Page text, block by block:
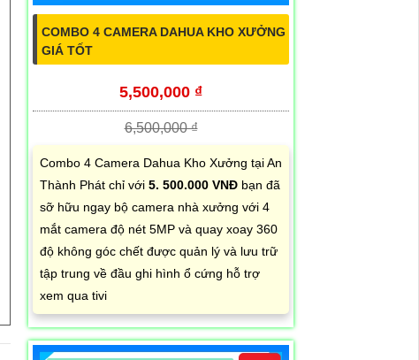
COMBO 4 CAMERA DAHUA KHO XƯỞNG
GIÁ TỐT
5,500,000 ₫
6,500,000 ₫
Combo 4 Camera Dahua Kho Xưởng tại An
Thành Phát chỉ với 5. 500.000 VNĐ bạn đã
sỡ hữu ngay bộ camera nhà xưởng với 4
mắt camera độ nét 5MP và quay xoay 360
độ không góc chết được quản lý và lưu trữ
tập trung về đầu ghi hình ổ cứng hỗ trợ
xem qua tivi